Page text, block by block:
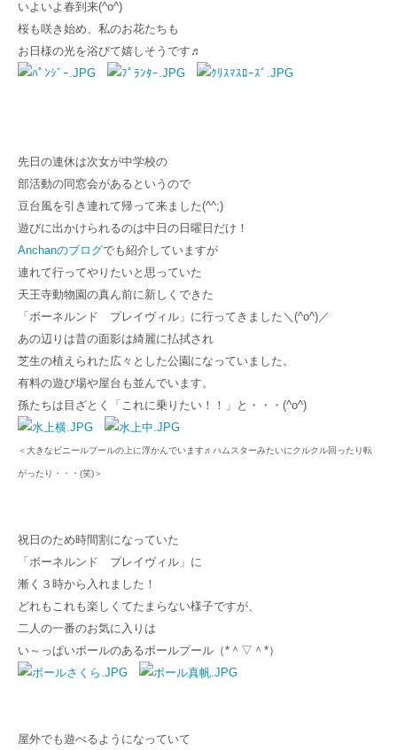
いよいよ春到来(^o^)
桜も咲き始め、私のお花たちも
お日様の光を浴びて嬉しそうです♬
先日の連休は次女が中学校の
部活動の同窓会があるというので
豆台風を引き連れて帰って来ました(^^;)
遊びに出かけられるのは中日の日曜日だけ！
Anchanのブログでも紹介していますが
連れて行ってやりたいと思っていた
天王寺動物園の真ん前に新しくできた
「ボーネルンド プレイヴィル」に行ってきました＼(^o^)／
あの辺りは昔の面影は綺麗に払拭され
芝生の植えられた広々とした公園になっていました。
有料の遊び場や屋台も並んでいます。
孫たちは目ざとく「これに乗りたい！！」と・・・(^o^)
＜大きなビニールプールの上に浮かんでいます♬ハムスターみたいにクルクル回ったり転
がったり・・・(笑)＞
祝日のため時間割になっていた
「ボーネルンド プレイヴィル」に
漸く３時から入れました！
どれもこれも楽しくてたまらない様子ですが、
二人の一番のお気に入りは
い～っぱいボールのあるボールプール（*＾▽＾*）
屋外でも遊べるようになっていて